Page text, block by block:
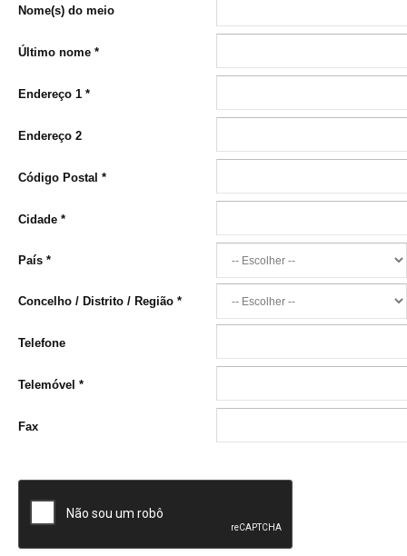
Nome(s) do meio
Último nome *
Endereço 1 *
Endereço 2
Código Postal *
Cidade *
País *
Concelho / Distrito / Região *
Telefone
Telemóvel *
Fax